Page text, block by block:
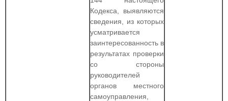
Кодекса, выявляются
сведения, из которых
усматривается
заинтересованность в
результатах проверки
со стороны
руководителей
органов местного
самоуправления,